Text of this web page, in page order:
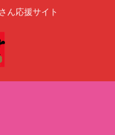
ん応援サイト